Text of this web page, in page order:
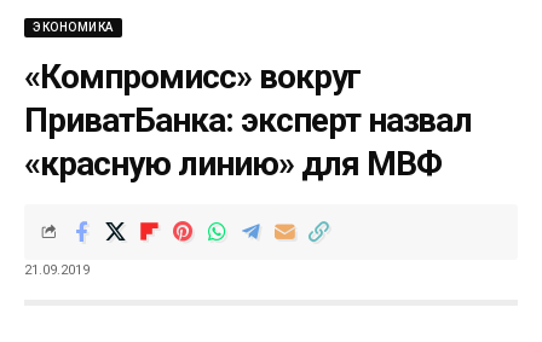
ЭКОНОМИКА
«Компромисс» вокруг
ПриватБанка: эксперт назвал
«красную линию» для МВФ
21.09.2019